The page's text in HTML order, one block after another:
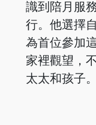
識到陪月服
行。他選擇
為首位參加
家裡觀望，
太太和孩子